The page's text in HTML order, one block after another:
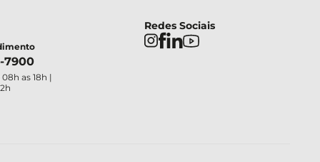
7900
as 18h |
Redes Sociais